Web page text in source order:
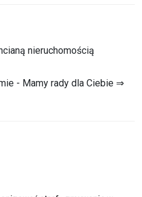
nieruchomością
- Mamy rady dla Ciebie ⇒